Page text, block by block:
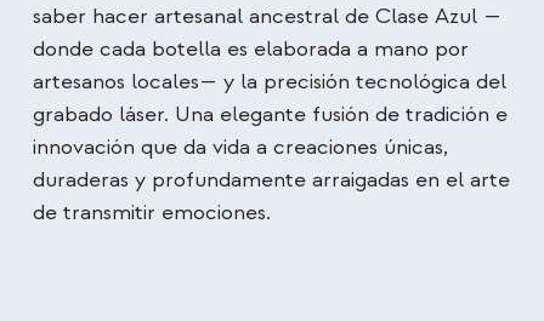
saber hacer artesanal ancestral de Clase Azul —
donde cada botella es elaborada a mano por
artesanos locales— y la precisión tecnológica del
grabado láser. Una elegante fusión de tradición e
innovación que da vida a creaciones únicas,
duraderas y profundamente arraigadas en el arte
de transmitir emociones.